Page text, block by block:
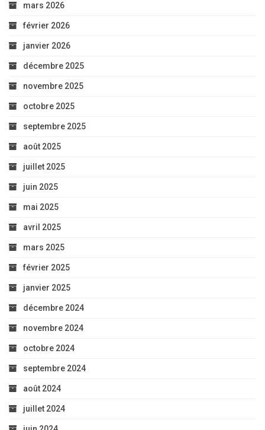
mars 2026
février 2026
janvier 2026
décembre 2025
novembre 2025
octobre 2025
septembre 2025
août 2025
juillet 2025
juin 2025
mai 2025
avril 2025
mars 2025
février 2025
janvier 2025
décembre 2024
novembre 2024
octobre 2024
septembre 2024
août 2024
juillet 2024